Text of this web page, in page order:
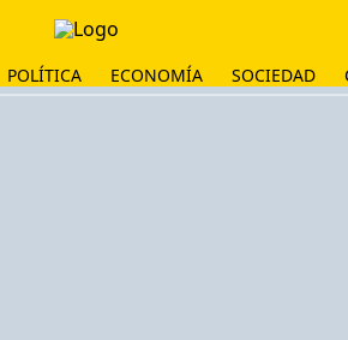
POLÍTICA ECONOMÍA SOCIEDAD